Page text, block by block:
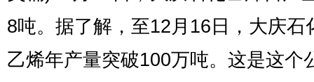
8吨。据了解，至12月16日，大庆石
乙烯年产量突破100万吨。这是这个